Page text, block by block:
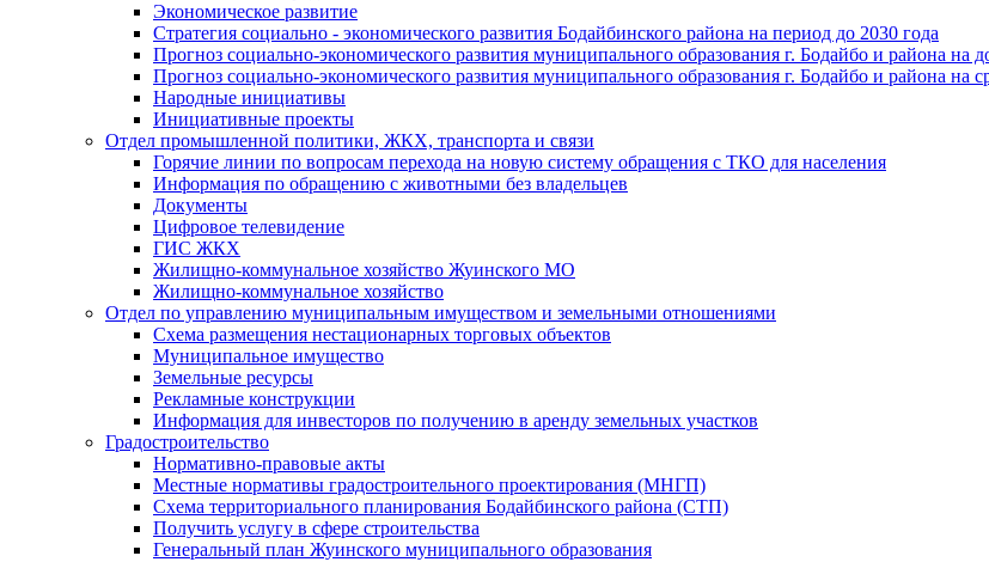
Экономическое развитие
Стратегия социально - экономического развития Бодайбинского района на период до 2030 года
Прогноз социально-экономического развития муниципального образования г. Бодайбо и района на
Прогноз социально-экономического развития муниципального образования г. Бодайбо и района на
Народные инициативы
Инициативные проекты
Отдел промышленной политики, ЖКХ, транспорта и связи
Горячие линии по вопросам перехода на новую систему обращения с ТКО для населения
Информация по обращению с животными без владельцев
Документы
Цифровое телевидение
ГИС ЖКХ
Жилищно-коммунальное хозяйство Жуинского МО
Жилищно-коммунальное хозяйство
Отдел по управлению муниципальным имуществом и земельными отношениями
Схема размещения нестационарных торговых объектов
Муниципальное имущество
Земельные ресурсы
Рекламные конструкции
Информация для инвесторов по получению в аренду земельных участков
Градостроительство
Нормативно-правовые акты
Местные нормативы градостроительного проектирования (МНГП)
Схема территориального планирования Бодайбинского района (СТП)
Получить услугу в сфере строительства
Генеральный план Жуинского муниципального образования